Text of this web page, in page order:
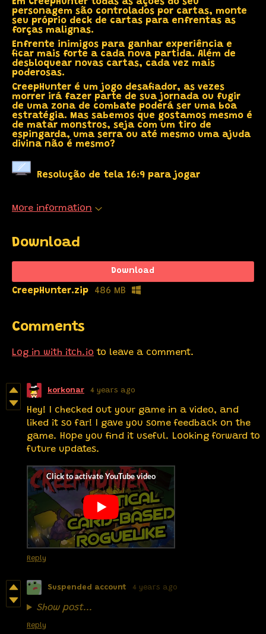
personagem são controlados por cartas, monte
seu próprio deck de cartas para enfrentas as
forças malignas.
Enfrente inimigos para ganhar experiência e
ficar mais forte a cada nova partida. Além de
desbloquear novas cartas, cada vez mais
poderosas.
CreepHunter é um jogo desafiador, as vezes
morrer irá fazer parte de sua jornada ou fugir
de uma zona de combate poderá ser uma boa
estratégia. Mas sabemos que gostamos mesmo é
de matar monstros, seja com um tiro de
espingarda, uma serra ou até mesmo uma ajuda
divina não é mesmo?
Resolução de tela 16:9 para jogar
More information
Download
Download
CreepHunter.zip 486 MB
Comments
Log in with itch.io to leave a comment.
korkonar 4 years ago
Hey! I checked out your game in a video, and
liked it so far! I gave you some feedback on the
game. Hope you find it useful. Looking forward to
future updates.
Reply
Suspended account 4 years ago
Show post...
Reply